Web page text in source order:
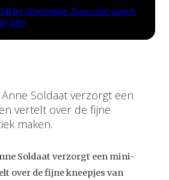
Soldaat verzorgt een
vertelt over de fijne
maken.
Soldaat verzorgt een mini-
over de fijne kneepjes van